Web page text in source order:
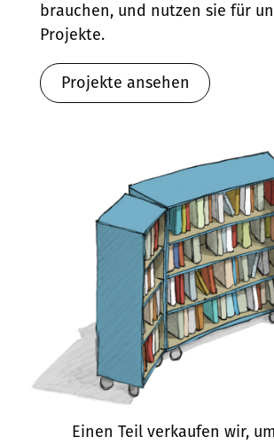
brauchen, und nutzen sie für
Projekte.
Projekte ansehen
Einen Teil verkaufen wir,